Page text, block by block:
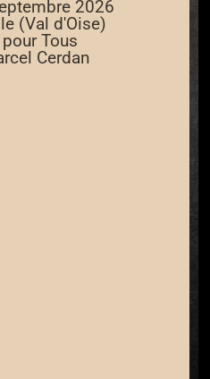
2026
(Val d'Oise)
Tous
Cerdan